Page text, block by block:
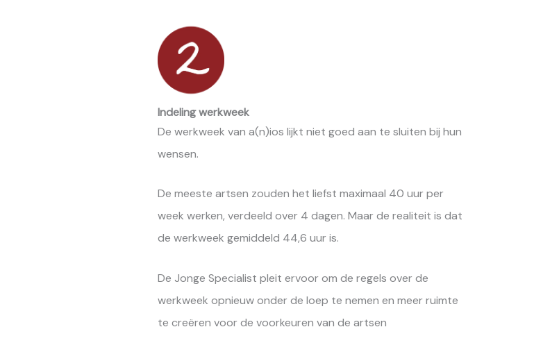
Indeling werkweek
De werkweek van a(n)ios lijkt niet goed aan te sluiten bij hun
wensen.
De meeste artsen zouden het liefst maximaal 40 uur per
week werken, verdeeld over 4 dagen. Maar de realiteit is dat
de werkweek gemiddeld 44,6 uur is.
De Jonge Specialist pleit ervoor om de regels over de
werkweek opnieuw onder de loep te nemen en meer ruimte
te creëren voor de voorkeuren van de artsen